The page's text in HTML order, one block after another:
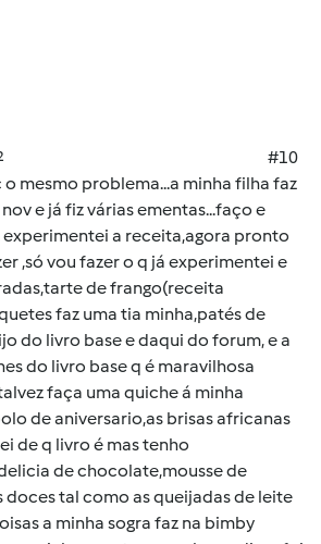
#10
mesmo problema...a minha filha faz
e já fiz várias ementas...faço e
a receita,agora pronto
,só vou fazer o q já experimentei e
de frango(receita
faz uma tia minha,patés de
do livro base e daqui do forum, e a
do livro base q é maravilhosa
faça uma quiche á minha
de aniversario,as brisas africanas
de q livro é mas tenho
de chocolate,mousse de
doces tal como as queijadas de leite
a minha sogra faz na bimby